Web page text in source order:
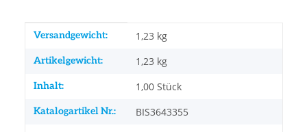
Produkteigenschaft
Wert
Versandgewicht: 1,23 kg
Artikelgewicht: 1,23 kg
Inhalt: 1,00 Stück
Katalogartikel Nr.: BIS3643355